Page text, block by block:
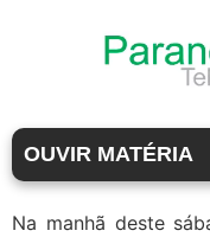
OUVIR MATÉRIA
Na manhã deste